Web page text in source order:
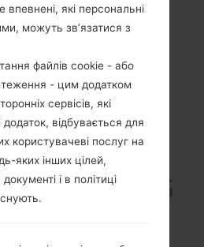
akaLG
впевнені, які персональні
можуть зв’язатися з
файлів cookie - або
- цим додатком
сервісів, які
відбувається для
користувачеві послуг на
яких інших цілей,
і в політиці